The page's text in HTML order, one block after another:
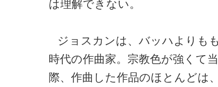
は理解できない。
ジョスカンは、バッハよりも
時代の作曲家。宗教色が強くて
際、作曲した作品のほとんどは